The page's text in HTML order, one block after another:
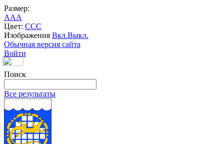
Размер:
AAA
Цвет: CCC
Изображения Вкл.Выкл.
Обычная версия сайта
Войти
Поиск
Все результаты